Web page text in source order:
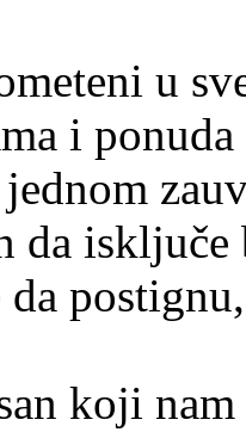
u
i
da
da
koji nam